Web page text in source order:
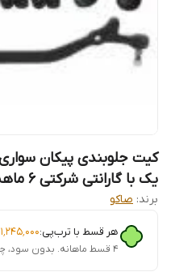
یک با گارانتی شرکتی 6 ماهه
برند: صاکو
هر قسط با ترب‌پی:۱٬۲۴۵٬۰۰۰
۴ قسط ماهانه. بدون سود، چک و ضامن.